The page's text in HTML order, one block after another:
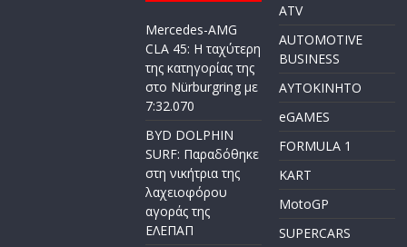
Mercedes-AMG
CLA 45: Η ταχύτερη
της κατηγορίας της
στο Nürburgring με
7:32.070
BYD DOLPHIN
SURF: Παραδόθηκε
στη νικήτρια της
λαχειοφόρου
αγοράς της
ΕΛΕΠΑΠ
ATV
AUTOMOTIVE
BUSINESS
AYTOKINHTO
eGAMES
FORMULA 1
KART
MotoGP
SUPERCARS